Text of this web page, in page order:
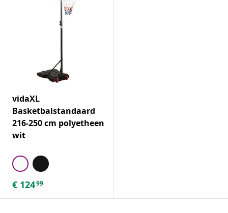
vidaXL
Basketbalstandaard
216-250 cm polyetheen
wit
€ 12499